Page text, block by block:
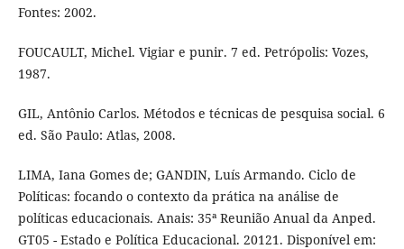
Fontes: 2002.
FOUCAULT, Michel. Vigiar e punir. 7 ed. Petrópolis: Vozes,
1987.
GIL, Antônio Carlos. Métodos e técnicas de pesquisa social. 6
ed. São Paulo: Atlas, 2008.
LIMA, Iana Gomes de; GANDIN, Luís Armando. Ciclo de
Políticas: focando o contexto da prática na análise de
políticas educacionais. Anais: 35ª Reunião Anual da Anped.
GT05 - Estado e Política Educacional. 20121. Disponível em: